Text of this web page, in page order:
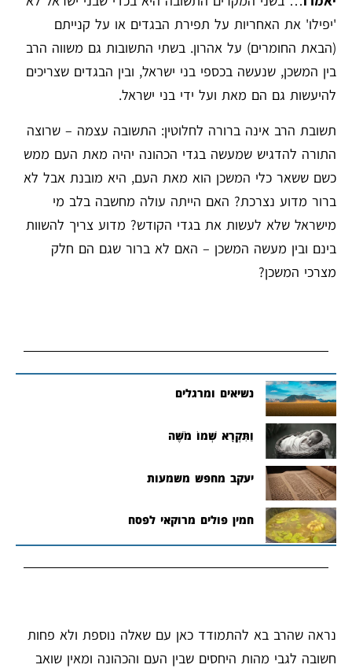
'יפילו' את האחריות על תפירת הבגדים או על קנייתם
(הבאת החומרים) על אהרון. בשתי התשובות גם משווה הרב
בין המשכן, שנעשה בכספי בני ישראל, ובין הבגדים שצריכים
להיעשות גם הם מאת ועל ידי בני ישראל.
תשובת הרב אינה ברורה לחלוטין: התשובה עצמה – שרוצה
התורה להדגיש שמעשה בגדי הכהונה יהיה מאת העם ממש
כשם ששאר כלי המשכן הוא מאת העם, היא מובנת אבל לא
ברור מדוע נצרכת? האם הייתה עולה מחשבה בלב מי
מישראל שלא לעשות את בגדי הקודש? מדוע צריך להשוות
בינם ובין מעשה המשכן – האם לא ברור שגם הם חלק
מצרכי המשכן?
נשיאים ומרגלים
וַתִּקְרָא שְׁמוֹ מֹשֶׁה
יעקב מחפש משמעות
חמין פולים מרוקאי לפסח
נראה שהרב בא להתמודד כאן עם שאלה נוספת ולא פחות
חשובה לגבי מהות היחסים שבין העם והכהונה ומאין שואב